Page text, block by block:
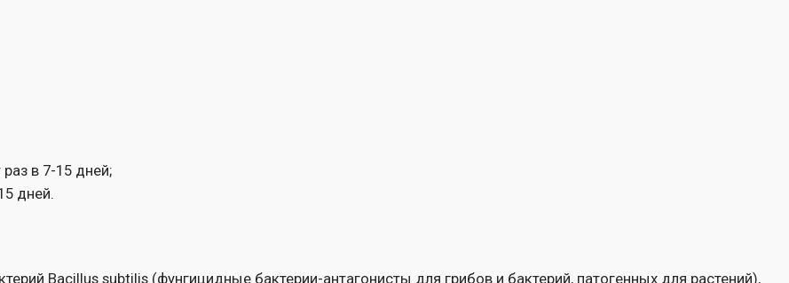
subtilis (фунгицидные бактерии-антагонисты для грибов и бактерий, патогенных для растений),
витамины, фитогормоны.
не менее 2,5х10
дней;